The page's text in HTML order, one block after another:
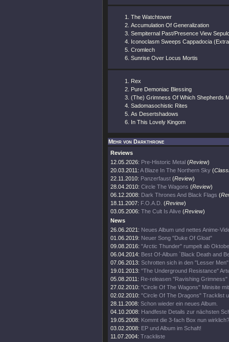
The Watchtower
Accumulation Of Generalization
Sempiternal Past/Presence View
Iconoclasm Sweeps Cappadocia
Cromlech
Sunrise Over Locus Mortis
Rex
Pure Demoniac Blessing
(The) Grimness Of Which Shepherds
Sadomasochistic Rites
As Desertshadows
In This Lovely Kingom
Mehr von Darkthrone
Reviews
12.05.2026: Pre-Historic Metal (Review)
20.03.2011: A Blaze In The Northern Sky (
22.11.2010: Panzerfaust (Review)
28.04.2010: Circle The Wagons (Review)
06.12.2008: Dark Thrones And Black Flags (
18.11.2007: F.O.A.D. (Review)
03.05.2006: The Cult Is Alive (Review)
News
26.06.2021: Neues Album und nettes Anime-
01.06.2019: Neuer Song "Duke Of Gloat"
09.08.2016: "Arctic Thunder" rumpelt ab
06.04.2014: Best Of-Album `Black Death and
07.06.2013: Schrotten sich in den "Lesser
19.01.2013: "The Underground Resistance"
05.08.2011: Re-releasen "Ravishing Grimness"
27.02.2010: "Circle Of The Wagons" Minisite
02.02.2010: "Circle Of The Dragons" Tracklist
28.11.2008: Schon wieder ein neues Album.
04.10.2008: Handfeste Details zur nächsten
19.05.2008: Kommt die 3-fach Box nun wirklich?
03.02.2008: EP und Album im Schaft!
11.07.2004: Trackliste